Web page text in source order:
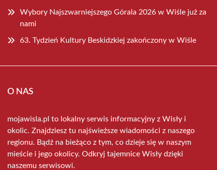
Wybory Najszwarniejszego Górala 2026 w Wiśle już za
nami
63. Tydzień Kultury Beskidzkiej zakończony w Wiśle
O NAS
mojawisla.pl to lokalny serwis informacyjny z Wisły i
okolic. Znajdziesz tu najświeższe wiadomości z naszego
regionu. Bądź na bieżąco z tym, co dzieje się w naszym
mieście i jego okolicy. Odkryj tajemnice Wisły dzięki
naszemu serwisowi.